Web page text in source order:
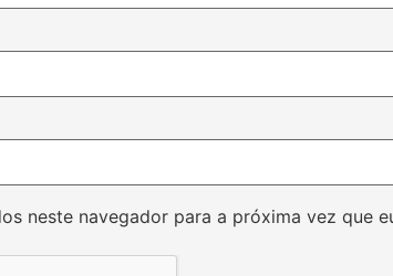
neste navegador para a próxima vez que